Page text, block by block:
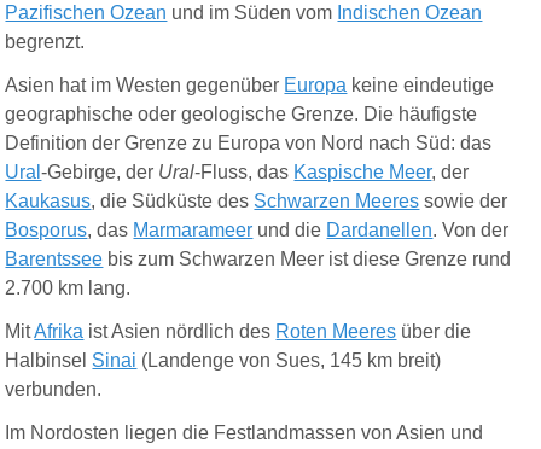
Pazifischen Ozean und im Süden vom Indischen Ozean
begrenzt.
Asien hat im Westen gegenüber Europa keine eindeutige
geographische oder geologische Grenze. Die häufigste
Definition der Grenze zu Europa von Nord nach Süd: das
Ural-Gebirge, der Ural-Fluss, das Kaspische Meer, der
Kaukasus, die Südküste des Schwarzen Meeres sowie der
Bosporus, das Marmarameer und die Dardanellen. Von der
Barentssee bis zum Schwarzen Meer ist diese Grenze rund
2.700 km lang.
MitAfrika ist Asien nördlich des Roten Meeres über die
Halbinsel Sinai (Landenge von Sues, 145 km breit)
verbunden.
Im Nordosten liegen die Festlandmassen von Asien und